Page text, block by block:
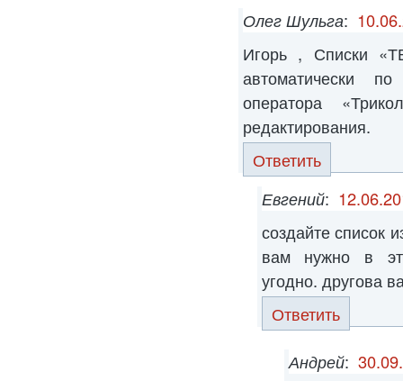
Олег Шульга:
Игорь , Списки
автоматически
оператора
редактирования.
Ответить
Евгений:
создайте список
вам нужно в
угодно. другова
Ответить
Андрей: